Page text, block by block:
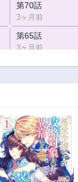
第70話
3ヶ月前
第65話
3ヶ月前
第60話
第50話
3ヶ月前
第45話
3ヶ月前